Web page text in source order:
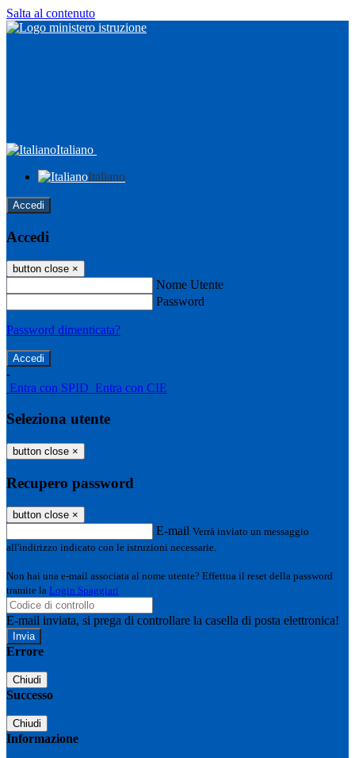
Salta al contenuto
Italiano
Italiano
Accedi
Accedi
button close ×
Nome Utente
Password
Password dimenticata?
-
Entra con SPID Entra con CIE
Seleziona utente
button close ×
Recupero password
button close ×
E-mail Verrà inviato un messaggio
all'indirizzo indicato con le istruzioni necessarie.
Non hai una e-mail associata al nome utente? Effettua il reset della password
tramite la Login Spaggiari
E-mail inviata, si prega di controllare la casella di posta elettronica!
Errore
Chiudi
Successo
Chiudi
Informazione